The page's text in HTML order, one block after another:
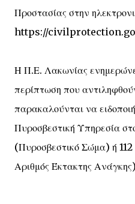
Προστασίας στην
https://
Η Π.Ε. Λακωνίας
περίπτωση που
παρακαλούνται να
Πυροσβεστική Υπηρεσία
(Πυροσβεστικό Σώμα) ή 112
Αριθμός Έκτακτης